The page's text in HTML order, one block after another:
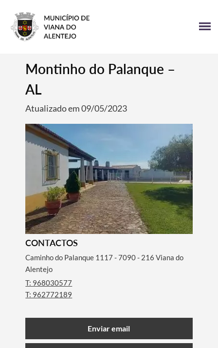
Montinho do Palanque –
AL
Atualizado em 09/05/2023
CONTACTOS
Caminho do Palanque 1117 - 7090 - 216 Viana do
Alentejo
T: 968030577
T: 962772189
Enviar email